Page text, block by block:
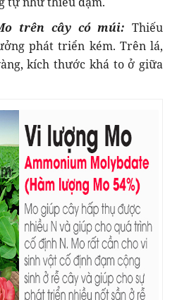
trên cây có múi: Thiếu
phát triển kém. Trên lá,
kích thước khá to ở giữa